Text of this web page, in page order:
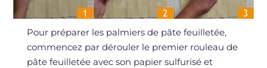
Pour préparer les palmiers de pâte feuilletée,
commencez par dérouler le premier rouleau de
pâte feuilletée avec son papier sulfurisé et